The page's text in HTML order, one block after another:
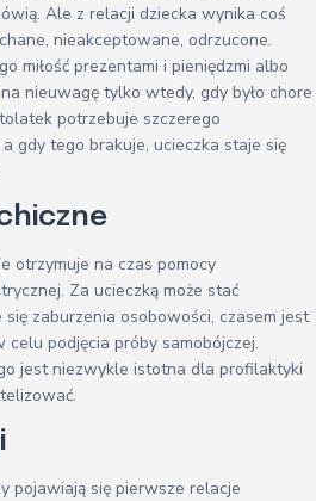
Ale z relacji dziecka wynika coś
nieakceptowane, odrzucone.
miłość prezentami i pieniędzmi albo
nieuwagę tylko wtedy, gdy było chore
potrzebuje szczerego
gdy tego brakuje, ucieczka staje się
otrzymuje na czas pomocy
Za ucieczką może stać
zaburzenia osobowości, czasem jest
podjęcia próby samobójczej.
jest niezwykle istotna dla profilaktyki
pojawiają się pierwsze relacje